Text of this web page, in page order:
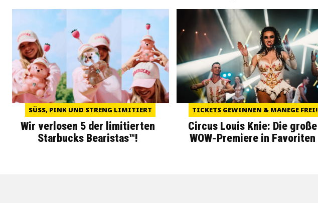
SÜSS, PINK UND STRENG LIMITIERT
Wir verlosen 5 der limitierten
Starbucks Bearistas™!
TICKETS GEWINNEN & MANEGE FREI!
Circus Louis Knie: Die große
WOW-Premiere in Favoriten